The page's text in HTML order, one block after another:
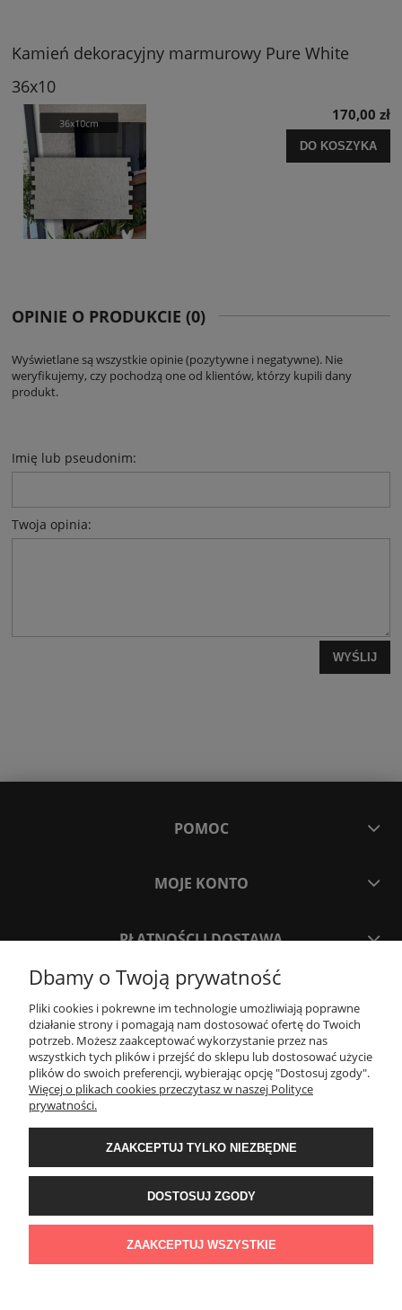
Kamień dekoracyjny marmurowy Pure White
36x10
170,00 zł
DO KOSZYKA
OPINIE O PRODUKCIE (0)
Wyświetlane są wszystkie opinie (pozytywne i negatywne). Nie
weryfikujemy, czy pochodzą one od klientów, którzy kupili dany
produkt.
Imię lub pseudonim:
Twoja opinia:
WYŚLIJ
POMOC
MOJE KONTO
PŁATNOŚCI I DOSTAWA
INFORMACJE
O NAS
e-mail:info@projectstone.pltel.536 989 800
Obserwuj nas na social media!
Dbamy o Twoją prywatność
Pliki cookies i pokrewne im technologie umożliwiają poprawne
działanie strony i pomagają nam dostosować ofertę do Twoich
potrzeb. Możesz zaakceptować wykorzystanie przez nas
wszystkich tych plików i przejść do sklepu lub dostosować użycie
plików do swoich preferencji, wybierając opcję "Dostosuj zgody".
Więcej o plikach cookies przeczytasz w naszej Polityce
prywatności.
ZAAKCEPTUJ TYLKO NIEZBĘDNE
DOSTOSUJ ZGODY
ZAAKCEPTUJ WSZYSTKIE